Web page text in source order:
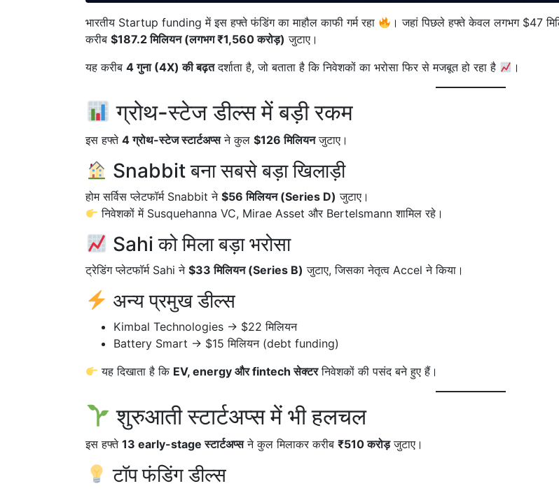
भारतीय Startup funding में इस हफ्ते फंडिंग का माहौल काफी गर्म रहा
। जहां पिछले हफ्ते केवल लगभग $47
करीब $187.2 मिलियन (लगभग ₹1,560 करोड़) जुटाए।
यह करीब 4 गुना (4X) की बढ़तदर्शाता है, जो बताता है कि निवेशकों का भरोसा फिर से मजबूत हो रहा है ।
ग्रोथ-स्टेज डील्स में बड़ी रकम
इस हफ्ते 4 ग्रोथ-स्टेज स्टार्टअप्सने कुल $126 मिलियनजुटाए।
Snabbit बना सबसे बड़ा खिलाड़ी
होम सर्विस प्लेटफॉर्म Snabbit ने $56 मिलियन (Series D) जुटाए।
निवेशकों में Susquehanna VC, Mirae Asset और Bertelsmann शामिल रहे।
Sahi को मिला बड़ा भरोसा
ट्रेडिंग प्लेटफॉर्म Sahi ने $33 मिलियन (Series B) जुटाए, जिसका नेतृत्व Accel ने किया।
अन्य प्रमुख डील्स
Kimbal Technologies → $22 मिलियन
Battery Smart → $15 मिलियन (debt funding)
यह दिखाता है कि EV, energy और fintech सेक्टरनिवेशकों की पसंद बने हुए हैं।
शुरुआती स्टार्टअप्स में भी हलचल
इस हफ्ते 13 early-stage स्टार्टअप्सने कुल मिलाकर करीब ₹510 करोड़जुटाए।
टॉप फंडिंग डील्स